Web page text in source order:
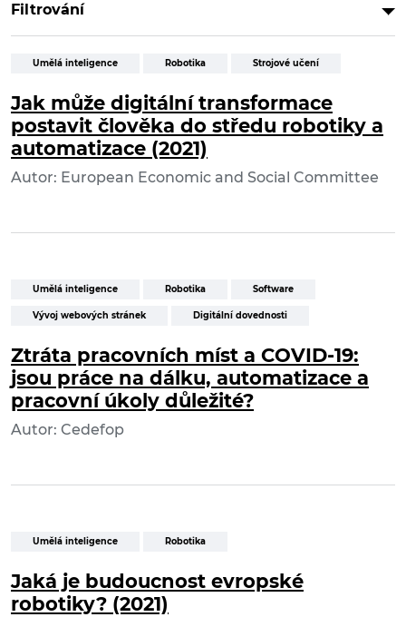
Filtrování
Umělá inteligence Robotika Strojové učení
Jak může digitální transformace
postavit člověka do středu robotiky a
automatizace (2021)
Autor: European Economic and Social Committee
Umělá inteligence Robotika Software
Vývoj webových stránek Digitální dovednosti
Ztráta pracovních míst a COVID-19:
jsou práce na dálku, automatizace a
pracovní úkoly důležité?
Autor: Cedefop
Umělá inteligence Robotika
Jaká je budoucnost evropské
robotiky? (2021)